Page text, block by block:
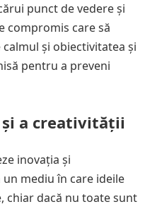
punct de vedere și
compromis care să
și obiectivitatea și
pentru a preveni
a creativității
inovația și
mediu în care ideile
chiar dacă nu toate sunt